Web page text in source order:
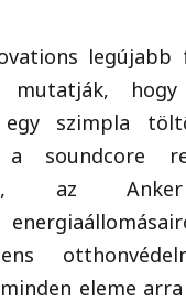
legújabb
mutatják,
szimpla
soundcore
az
eleme